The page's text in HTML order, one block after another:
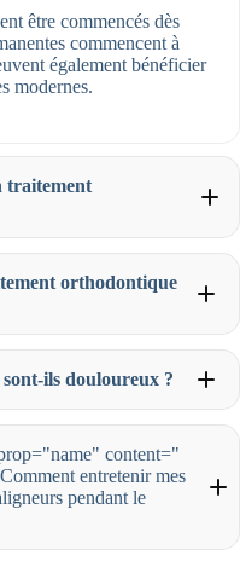
être commencés dès
commencent à
également bénéficier
modernes.
traitement
orthodontique
ils douloureux ?
content="
entretenir mes
pendant le